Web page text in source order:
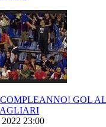
GOL
23:00